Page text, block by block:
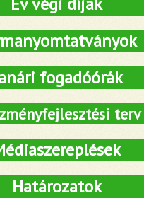
fogadóórák
terv
Határozatok